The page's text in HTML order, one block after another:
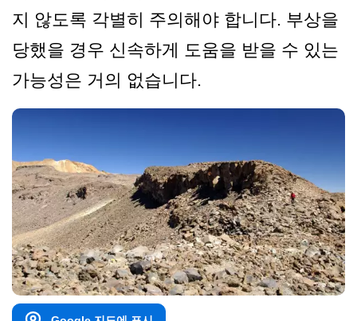
지 않도록 각별히 주의해야 합니다. 부상을
당했을 경우 신속하게 도움을 받을 수 있는
가능성은 거의 없습니다.